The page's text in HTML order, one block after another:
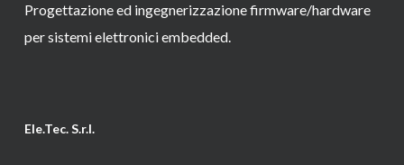
Progettazione ed ingegnerizzazione firmware/hardware
per sistemi elettronici embedded.
Ele.Tec. S.r.l.